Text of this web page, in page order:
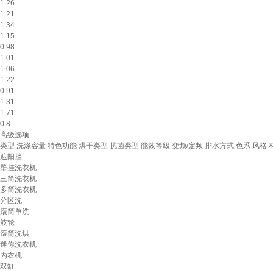
1.26
1.21
1.34
1.15
0.98
1.01
1.06
1.22
0.91
1.31
1.71
0.8
高级选项:
类型 洗涤容量 特色功能 烘干类型 抗菌类型 能效等级 变频/定频 排水方式 色系 风格
遮阳挡
壁挂洗衣机
三筒洗衣机
多筒洗衣机
分区洗
滚筒单洗
波轮
滚筒洗烘
迷你洗衣机
内衣机
双缸